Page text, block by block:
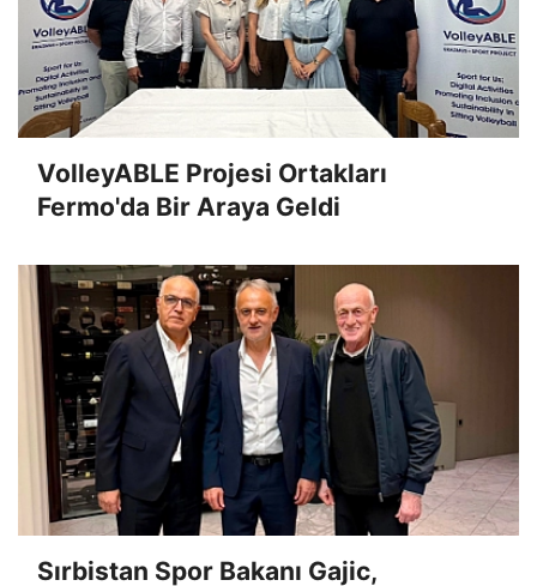
VolleyABLE Projesi Ortakları
Fermo'da Bir Araya Geldi
Sırbistan Spor Bakanı Gajic,